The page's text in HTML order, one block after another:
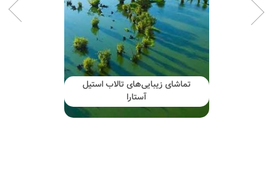
تماشای زیبایی‌های تالاب استیل
آستارا